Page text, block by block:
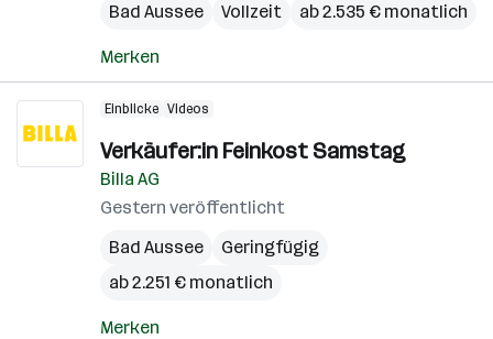
Bad Aussee
Vollzeit ab 2.535 € monatlich
Merken
Einblicke Videos
Verkäufer:in Feinkost Samstag
Billa AG
Gestern veröffentlicht
Bad Aussee
Geringfügig
ab 2.251 € monatlich
Merken